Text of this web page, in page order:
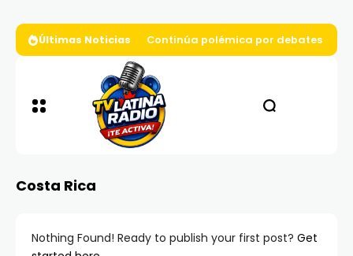
Últimas Noticias Continúa polémica por debates
Costa Rica
Nothing Found! Ready to publish your first post? Get